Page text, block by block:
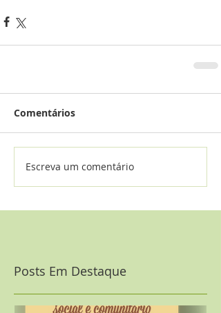
Comentários
Escreva um comentário
Posts Em Destaque